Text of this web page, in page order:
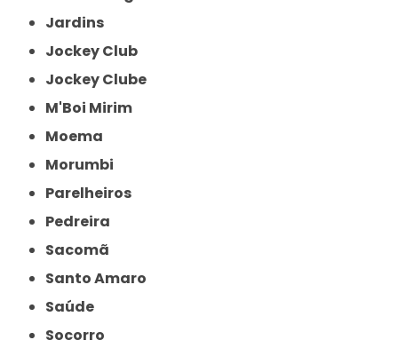
Jardins
Jockey Club
Jockey Clube
M'Boi Mirim
Moema
Morumbi
Parelheiros
Pedreira
Sacomã
Santo Amaro
Saúde
Socorro